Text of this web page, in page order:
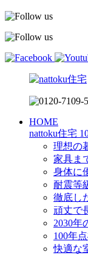
HOME
nattoku住宅
理想の
家具ま
身体に
耐震等
徹底し
頑丈で
2030年
100年
快適な